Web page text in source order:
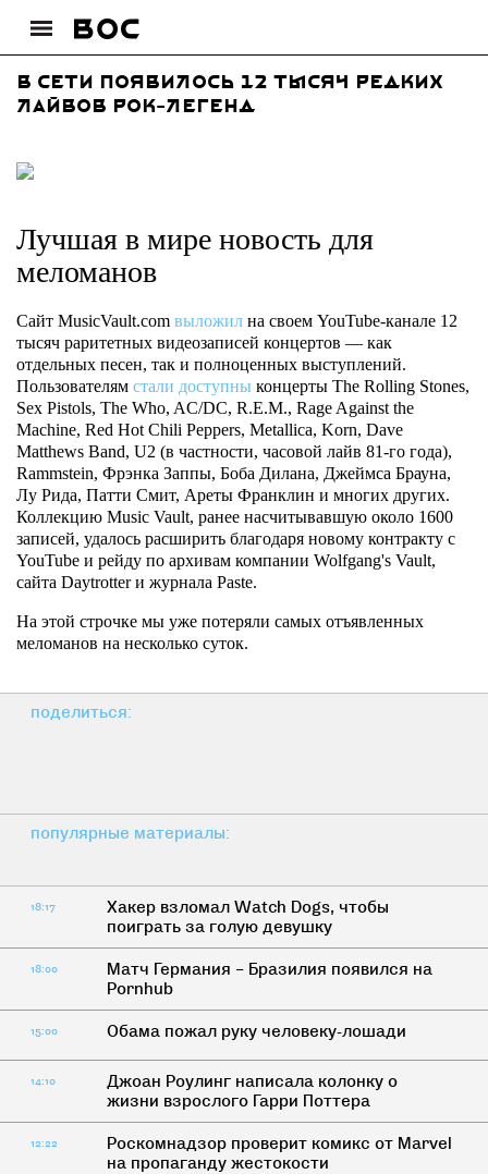
В Сети появилось 12 тысяч редких
лайвов рок-легенд
Лучшая в мире новость для
меломанов
Сайт MusicVault.com выложил на своем YouTube-канале 12
тысяч раритетных видеозаписей концертов — как
отдельных песен, так и полноценных выступлений.
Пользователям стали доступны концерты The Rolling Stones,
Sex Pistols, The Who, AC/DC, R.E.M., Rage Against the
Machine, Red Hot Chili Peppers, Metallica, Korn, Dave
Matthews Band, U2 (в частности, часовой лайв 81-го года),
Rammstein, Фрэнка Заппы, Боба Дилана, Джеймса Брауна,
Лу Рида, Патти Смит, Ареты Франклин и многих других.
Коллекцию Music Vault, ранее насчитывавшую около 1600
записей, удалось расширить благодаря новому контракту с
YouTube и рейду по архивам компании Wolfgang's Vault,
сайта Daytrotter и журнала Paste.
На этой строчке мы уже потеряли самых отъявленных
меломанов на несколько суток.
поделиться:
популярные материалы:
18:17
Хакер взломал Watch Dogs, чтобы
поиграть за голую девушку
18:00
Матч Германия – Бразилия появился на
Pornhub
15:00 Обама пожал руку человеку-лошади
14:10
Джоан Роулинг написала колонку о
жизни взрослого Гарри Поттера
12:22
Роскомнадзор проверит комикс от Marvel
на пропаганду жестокости